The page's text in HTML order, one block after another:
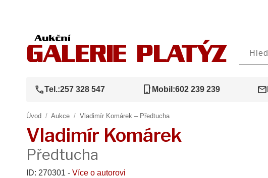
callTel.:257 328 547 phone_iphone Mobil:602 239 239 mail
Úvod / Aukce / Vladimír Komárek – Předtucha
Vladimír Komárek
Předtucha
ID: 270301 - Více o autorovi